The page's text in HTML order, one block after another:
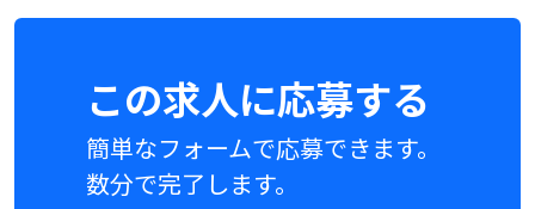
この求人に応募する
簡単なフォームで応募できます。
数分で完了します。